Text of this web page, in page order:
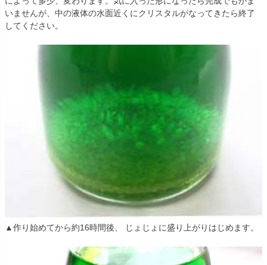
いませんが、中の液体の水面近くにクリスタルがなってきたら終了
してください。
▲作り始めてから約16時間後、 じょじょに盛り上がりはじめます。